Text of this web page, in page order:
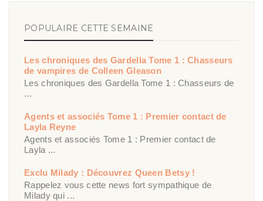
POPULAIRE CETTE SEMAINE
Les chroniques des Gardella Tome 1 : Chasseurs
de vampires de Colleen Gleason
Les chroniques des Gardella Tome 1 : Chasseurs de
...
Agents et associés Tome 1 : Premier contact de
Layla Reyne
Agents et associés Tome 1 : Premier contact de
Layla ...
Exclu Milady : Découvrez Queen Betsy !
Rappelez vous cette news fort sympathique de
Milady qui ...